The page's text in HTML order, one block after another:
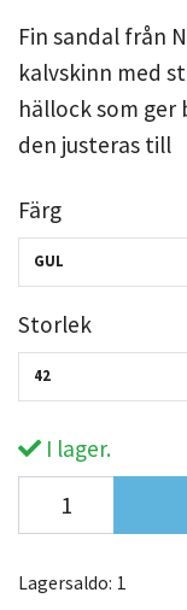
Fin sandal från
kalvskinn med
hällock som
den justeras till
Färg
GUL
Storlek
42
I lager.
Lagersaldo: 1